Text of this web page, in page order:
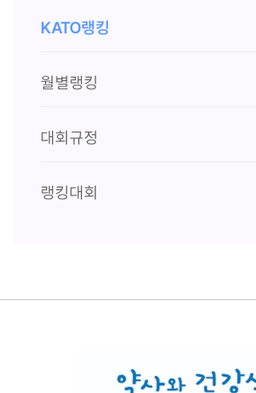
KATO랭킹
월별랭킹
대회규정
랭킹대회